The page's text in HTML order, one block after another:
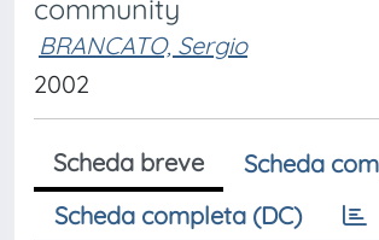
community
BRANCATO, Sergio
2002
Scheda breve
Scheda
Scheda completa (DC)